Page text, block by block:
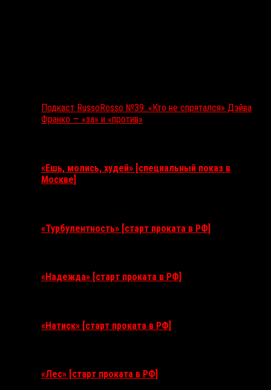
Подкаст RussoRosso №39: «Кто не спрятался» Дэйва
Франко — «за» и «против»
«Ешь, молись, худей» [специальный показ в
Москве]
«Турбулентность» [старт проката в РФ]
«Надежда» [старт проката в РФ]
«Натиск» [старт проката в РФ]
«Лес» [старт проката в РФ]